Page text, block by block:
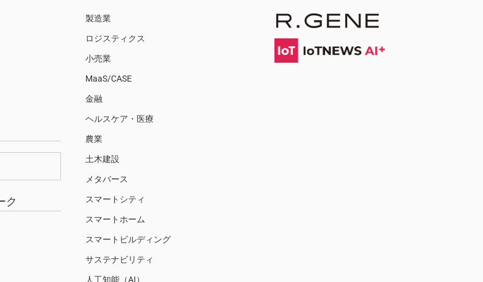
ク
製造業
ロジスティクス
小売業
MaaS/CASE
金融
ヘルスケア・医療
農業
土木建設
メタバース
スマートシティ
スマートホーム
スマートビルディング
サステナビリティ
人工知能（AI）